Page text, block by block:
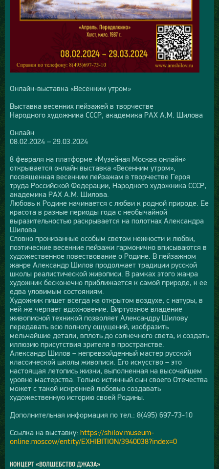
Онлайн-выставка «Весенним утром»
Выставка весенних пейзажей в творчестве
Народного художника СССР, академика РАХ А.М. Шилова
Онлайн
08.02.2024 – 29.03.2024
8 февраля на платформе «Музейная Москва онлайн»
открывается онлайн выставка «Весенним утром»,
посвященная весенним пейзажам в творчестве Героя
труда Российской Федерации, Народного художника СССР,
академика РАХ А.М. Шилова.
Любовь к Родине начинается с любви к родной природе. Ее
красота в разные периоды года с необычайной
выразительностью раскрывается на полотнах Александра
Шилова.
Словно пронизанные особым светом нежности и любви,
поэтические весенние пейзажи гармонично вписываются в
художественное повествование о Родине. В пейзажном
жанре Александр Шилов продолжает традиции русской
школы реалистической живописи. В рамках этого жанра
художник бесконечно приближается к самой природе, к ее
едва уловимым состояниям.
Художник пишет всегда на открытом воздухе, с натуры, в
ней же черпает вдохновение. Виртуозное владение
живописной техникой позволяет Александру Шилову
передавать всю полноту ощущений, изобразить
мельчайшие детали, вплоть до солнечного света, и создать
иллюзию присутствия зрителя в пространстве.
Александр Шилов – непревзойденный мастер русской
классической школы живописи. Его искусство – это
настоящая летопись жизни, выполненная на высочайшем
уровне мастерства. Только истинный сын своего Отечества
может с такой искренней любовью создавать
художественную историю своей Родины.
Дополнительная информация по тел.: 8(495) 697-73-10
Ссылка на выставку: https://shilov.museum-
online.moscow/entity/EXHIBITION/3940038?index=0
КОНЦЕРТ «ВОЛШЕБСТВО ДЖАЗА»